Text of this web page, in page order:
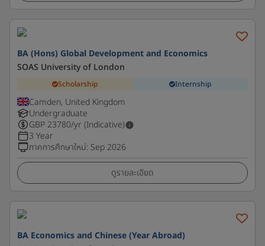
BA (Hons) Global Development and Economics
SOAS University of London
Scholarship Internship
Camden, United Kingdom
Undergraduate
GBP 23780/yr (Indicative)
3 Year
ภาคการศึกษาใหม่: Sep 2026
ดูรายละเอียด
BA Economics and Chinese (Year Abroad)